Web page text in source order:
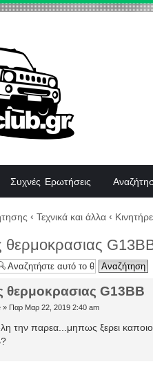
Συχνές Ερωτήσεις
‹ Τεχνικά και άλλα ‹
θερμοκρασιας
θερμοκρασιας G13BB
» Παρ Μαρ 22, 2019 2:40 am
την παρεα...μηπως ξερει